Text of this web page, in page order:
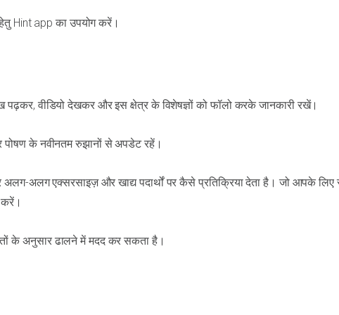
Hint app का उपयोग करें।
वीडियो देखकर और इस क्षेत्र के विशेषज्ञों को फॉलो करके जानकारी रखें।
पोषण के नवीनतम रुझानों से अपडेट रहें।
अलग-अलग एक्सरसाइज़ और खाद्य पदार्थों पर कैसे प्रतिक्रिया देता है। जो आपके
के अनुसार ढालने में मदद कर सकता है।